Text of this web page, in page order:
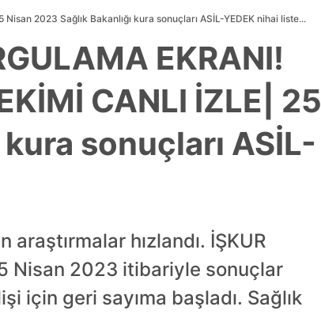
2023 Sağlık Bakanlığı kura sonuçları ASİL-YEDEK nihai liste...
EKRANI!
CANLI İZLE| 25
sonuçları ASİL-
araştırmalar hızlandı. İŞKUR
Nisan 2023 itibariyle sonuçlar
için geri sayıma başladı. Sağlık